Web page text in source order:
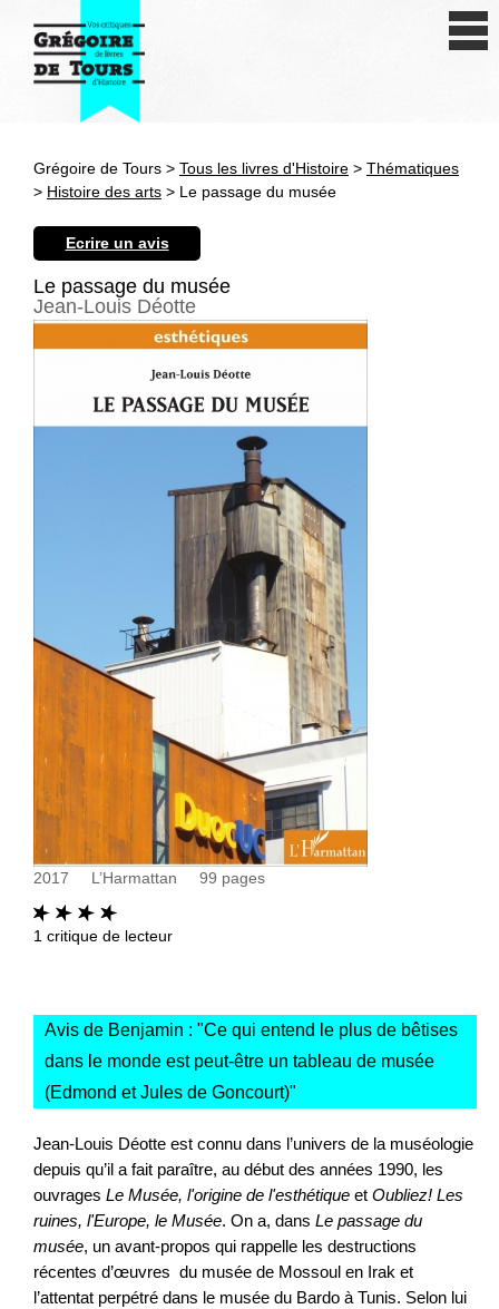
Antiquité
Epoque moderne
Révolution et XIXe siècle
XXe siècle
Autres civilisations
Thématiques
Grégoire de Tours > Tous les livres d'Histoire > Thématiques
> Histoire des arts > Le passage du musée
Ecrire un avis
Le passage du musée
Jean-Louis Déotte
2017 L’Harmattan 99 pages
1 critique de lecteur
Avis de Benjamin : "Ce qui entend le plus de bêtises
dans le monde est peut-être un tableau de musée
(Edmond et Jules de Goncourt)"
Jean-Louis Déotte est connu dans l’univers de la muséologie
depuis qu’il a fait paraître, au début des années 1990, les
ouvrages Le Musée, l'origine de l'esthétique et Oubliez! Les
ruines, l'Europe, le Musée. On a, dans Le passage du
musée, un avant-propos qui rappelle les destructions
récentes d’œuvres du musée de Mossoul en Irak et
l’attentat perpétré dans le musée du Bardo à Tunis. Selon lui